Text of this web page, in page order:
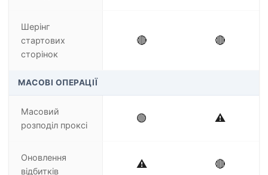
Шерінг
стартових
сторінок
🔴 🔴
МАСОВІ ОПЕРАЦІЇ
Масовий
розподіл проксі
🟢 ⚠️
Оновлення
відбитків
⚠️ 🔴